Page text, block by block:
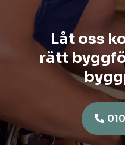
Låt oss
rätt